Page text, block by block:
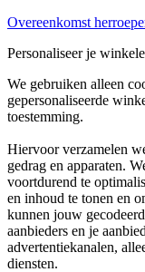
Overeenkomst
Personaliseer je
We gebruiken alleen
gepersonaliseerde
toestemming.
Hiervoor verzamelen
gedrag en apparaten.
voortdurend te
en inhoud te tonen en
kunnen jouw
aanbieders en je
advertentiekanalen,
diensten.